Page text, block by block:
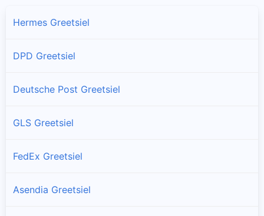
Hermes Greetsiel
DPD Greetsiel
Deutsche Post Greetsiel
GLS Greetsiel
FedEx Greetsiel
Asendia Greetsiel